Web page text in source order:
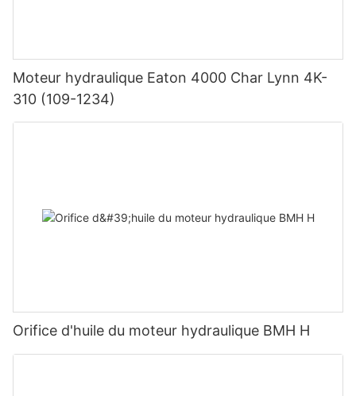
Moteur hydraulique Eaton 4000 Char Lynn 4K-
310 (109-1234)
Orifice d'huile du moteur hydraulique BMH H